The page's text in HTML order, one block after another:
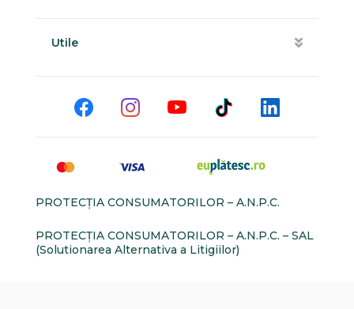
Utile
PROTECŢIA CONSUMATORILOR – A.N.P.C.
PROTECŢIA CONSUMATORILOR – A.N.P.C. – SAL
(Solutionarea Alternativa a Litigiilor)